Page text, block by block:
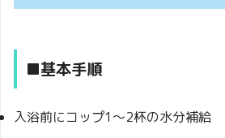
■基本手順
入浴前にコップ1〜2杯の水分補給